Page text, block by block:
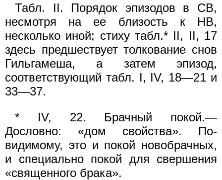
Табл. II. Порядок эпизодов в СВ,
несмотря на ее близость к НВ,
несколько иной; стиху табл.* II, II, 17
здесь предшествует толкование снов
Гильгамеша, а затем эпизод,
соответствующий табл. I, IV, 18—21 и
33—37.
* IV, 22. Брачный покой.—
Дословно: «дом свойства». По-
видимому, это и покой новобрачных,
и специально покой для свершения
«священного брака».